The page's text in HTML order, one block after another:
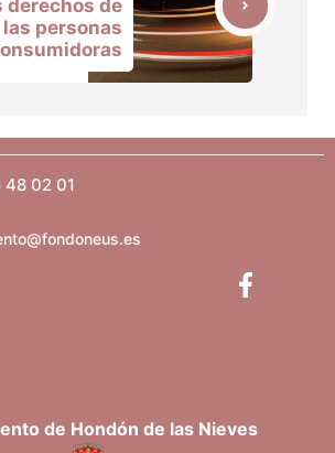
derechos de
las personas
02 01
de Hondón de las Nieves